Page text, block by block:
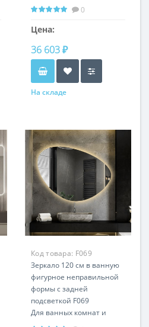
Ауро
Горизонтальная и
вертикальная установка
0
Цена:
36 603 ₽
На складе
Код товара: F069
Зеркало 120 см в ванную
фигурное неправильной
формы с задней
подсветкой F069
Для ванных комнат и
любых помещений